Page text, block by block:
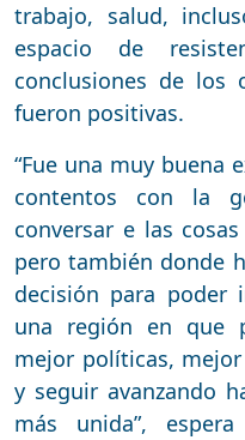
trabajo, salud,
espacio de
conclusiones de los
fueron positivas.
“Fue una muy buena
contentos con la
conversar e las
pero también donde
decisión para poder
una región en que
mejor políticas,
y seguir avanzando
más unida”, espera